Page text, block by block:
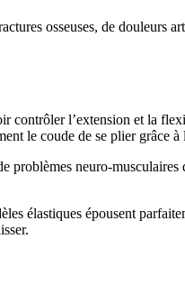
osseuses, de douleurs
l’extension et la
le coude de se plier grâce
problèmes neuro-
élastiques épousent